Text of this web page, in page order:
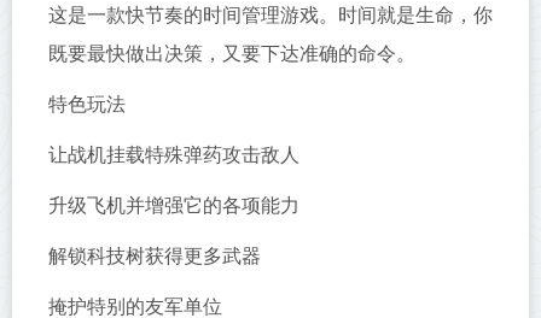
这是一款快节奏的时间管理游戏。时间就是生命，你
既要最快做出决策，又要下达准确的命令。
特色玩法
让战机挂载特殊弹药攻击敌人
升级飞机并增强它的各项能力
解锁科技树获得更多武器
掩护特别的友军单位